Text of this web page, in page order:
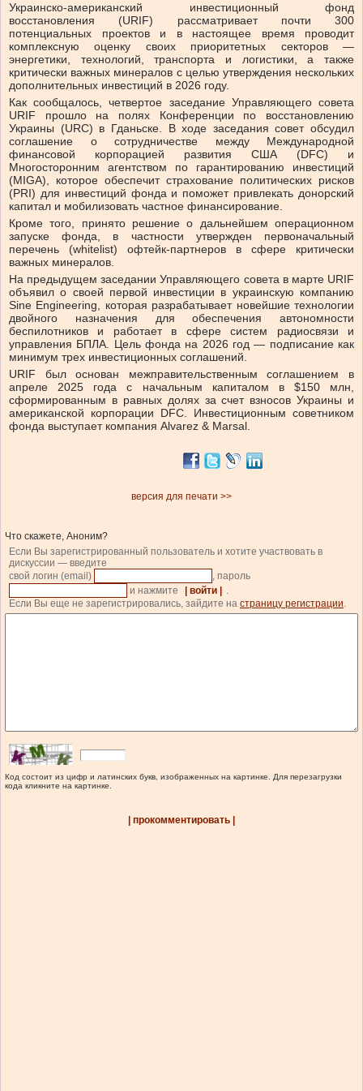
Украинско-американский инвестиционный фонд
восстановления (URIF) рассматривает почти 300
потенциальных проектов и в настоящее время проводит
комплексную оценку своих приоритетных секторов —
энергетики, технологий, транспорта и логистики, а также
критически важных минералов с целью утверждения нескольких
дополнительных инвестиций в 2026 году.
Как сообщалось, четвертое заседание Управляющего совета
URIF прошло на полях Конференции по восстановлению
Украины (URC) в Гданьске. В ходе заседания совет обсудил
соглашение о сотрудничестве между Международной
финансовой корпорацией развития США (DFC) и
Многосторонним агентством по гарантированию инвестиций
(MIGA), которое обеспечит страхование политических рисков
(PRI) для инвестиций фонда и поможет привлекать донорский
капитал и мобилизовать частное финансирование.
Кроме того, принято решение о дальнейшем операционном
запуске фонда, в частности утвержден первоначальный
перечень (whitelist) офтейк-партнеров в сфере критически
важных минералов.
На предыдущем заседании Управляющего совета в марте URIF
объявил о своей первой инвестиции в украинскую компанию
Sine Engineering, которая разрабатывает новейшие технологии
двойного назначения для обеспечения автономности
беспилотников и работает в сфере систем радиосвязи и
управления БПЛА. Цель фонда на 2026 год — подписание как
минимум трех инвестиционных соглашений.
URIF был основан межправительственным соглашением в
апреле 2025 года с начальным капиталом в $150 млн,
сформированным в равных долях за счет взносов Украины и
американской корпорации DFC. Инвестиционным советником
фонда выступает компания Alvarez & Marsal.
версия для печати >>
Что скажете, Аноним?
Если Вы зарегистрированный пользователь и хотите участвовать в
дискуссии — введите
свой логин (email)
, пароль
и нажмите
| войти |
.
Если Вы еще не зарегистрировались, зайдите на страницу регистрации.
Код состоит из цифр и латинских букв, изображенных на картинке. Для перезагрузки
кода кликните на картинке.
| прокомментировать |